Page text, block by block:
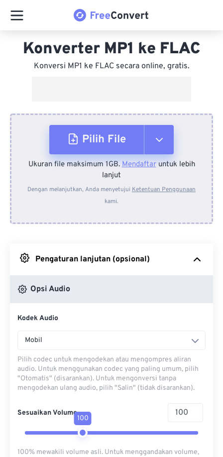
Konverter MP1 ke FLAC
Konversi MP1 ke FLAC secara online, gratis.
Pilih File
Dari Perangkat
Dari Dropbox
Ukuran file maksimum 1GB.Mendaftaruntuk lebih
lanjut
Dengan melanjutkan, Anda menyetujui Ketentuan Penggunaan
kami.
Pengaturan lanjutan (opsional)
Opsi Audio
Kodek Audio
Mobil
Pilih codec untuk mengodekan atau mengompres aliran
audio. Untuk menggunakan codec yang paling umum, pilih
"Otomatis" (disarankan). Untuk mengonversi tanpa
mengodekan ulang audio, pilih "Salin" (tidak disarankan).
Sesuaikan Volume
100
100% mewakili volume asli. Untuk menggandakan volume,